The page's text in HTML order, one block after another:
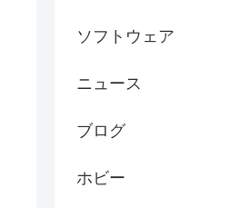
ソフトウェア
ニュース
ブログ
ホビー